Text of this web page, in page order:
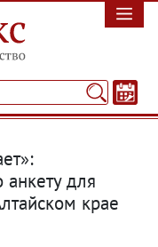
для
крае